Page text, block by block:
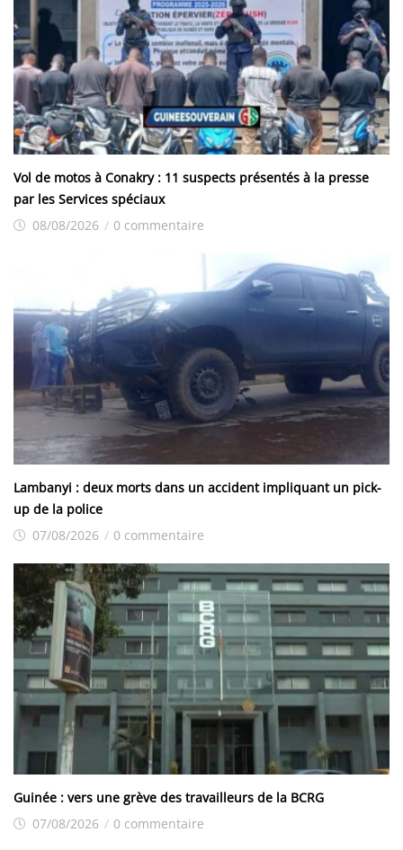
Vol de motos à Conakry : 11 suspects présentés à la presse
par les Services spéciaux
08/08/2026 / 0 commentaire
Lambanyi : deux morts dans un accident impliquant un pick-
up de la police
07/08/2026 / 0 commentaire
Guinée : vers une grève des travailleurs de la BCRG
07/08/2026 / 0 commentaire